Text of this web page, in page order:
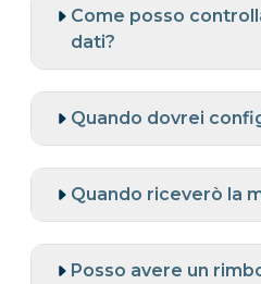
Come posso
dati?
Quando dovrei
Quando riceverò la
Posso avere un